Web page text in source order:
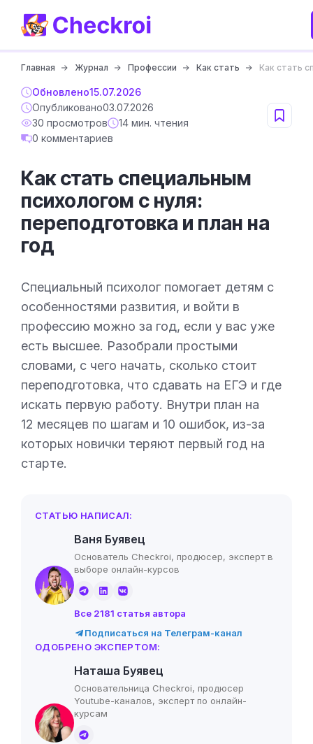
Главная Журнал Профессии Как стать Как стать
Обновлено15.07.2026
Опубликовано03.07.2026
30 просмотров
14 мин. чтения
0 комментариев
Как стать специальным
психологом с нуля:
переподготовка и план на
год
Специальный психолог помогает детям с
особенностями развития, и войти в
профессию можно за год, если у вас уже
есть высшее. Разобрали простыми
словами, с чего начать, сколько стоит
переподготовка, что сдавать на ЕГЭ и где
искать первую работу. Внутри план на
12 месяцев по шагам и 10 ошибок, из-за
которых новички теряют первый год на
старте.
СТАТЬЮ НАПИСАЛ:
Ваня Буявец
Основатель Checkroi, продюсер, эксперт в
выборе онлайн-курсов
Все 2181 статья автора
Подписаться на Телеграм-канал
ОДОБРЕНО ЭКСПЕРТОМ:
Наташа Буявец
Основательница Checkroi, продюсер
Youtube-каналов, эксперт по онлайн-
курсам